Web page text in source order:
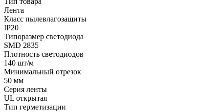
Лента
Класс пылевлагозащиты
IP20
Типоразмер светодиода
SMD 2835
Плотность светодиодов
140 шт/м
Минимальный отрезок
50 мм
Серия ленты
UL открытая
Тип герметизации